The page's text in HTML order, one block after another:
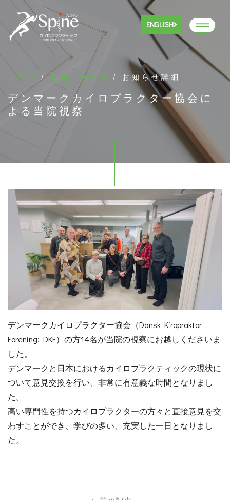
ENGLISH
ホーム /お知らせ一覧 / お知らせ詳細
デンマークカイロプラクター協会に
よる当院視察
デンマークカイロプラクター協会 （Dansk Kiropraktor
Forening: DKF）の方14名が当院の視察にお越しくださいま
した。
デンマークと日本におけるカイロプラクティックの現状に
ついて意見交換を行い、非常に有意義な時間となりまし
た。
高い専門性を持つカイロプラクターの方々と直接意見を交
わすことができ、学びの多い、充実した一日となりまし
た。